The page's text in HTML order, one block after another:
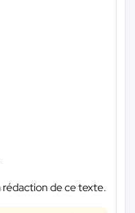
rédaction de ce texte.